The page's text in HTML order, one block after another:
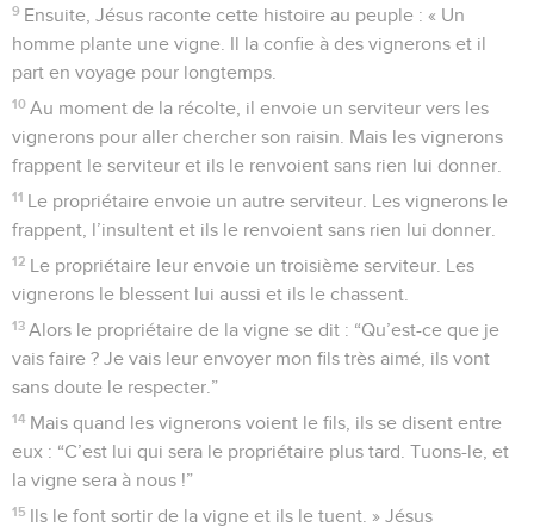
9 Ensuite, Jésus raconte cette histoire au peuple : « Un
homme plante une vigne. Il la confie à des vignerons et il
part en voyage pour longtemps.
10 Au moment de la récolte, il envoie un serviteur vers les
vignerons pour aller chercher son raisin. Mais les vignerons
frappent le serviteur et ils le renvoient sans rien lui donner.
11 Le propriétaire envoie un autre serviteur. Les vignerons le
frappent, l’insultent et ils le renvoient sans rien lui donner.
12 Le propriétaire leur envoie un troisième serviteur. Les
vignerons le blessent lui aussi et ils le chassent.
13 Alors le propriétaire de la vigne se dit : “Qu’est-ce que je
vais faire ? Je vais leur envoyer mon fils très aimé, ils vont
sans doute le respecter.”
14 Mais quand les vignerons voient le fils, ils se disent entre
eux : “C’est lui qui sera le propriétaire plus tard. Tuons-le, et
la vigne sera à nous !”
15 Ils le font sortir de la vigne et ils le tuent. » Jésus